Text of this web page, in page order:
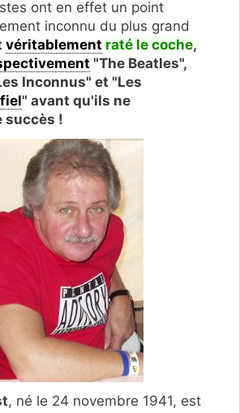
ont en effet un point
inconnu du plus grand
véritablement raté le coche,
"The Beatles",
Inconnus" et "Les
fiel" avant qu'ils ne
succès !
, né le 24 novembre 1941, est